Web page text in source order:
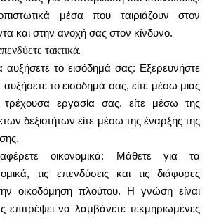
μέσα που ταιριάζουν στον
και στην ανοχή σας στον κίνδυνο.
τακτικά.
αυξήσετε το εισόδημά σας: Εξερευνήστε
αυξήσετε το εισόδημά σας, είτε μέσω μιας
εργασία σας, είτε μέσω της
δεξιοτήτων είτε μέσω της έναρξης της
οικονομικά: Μάθετε για τα
τις επενδύσεις και τις διάφορες
οικοδόμηση πλούτου. Η γνώση είναι
επιτρέψει να λαμβάνετε τεκμηριωμένες